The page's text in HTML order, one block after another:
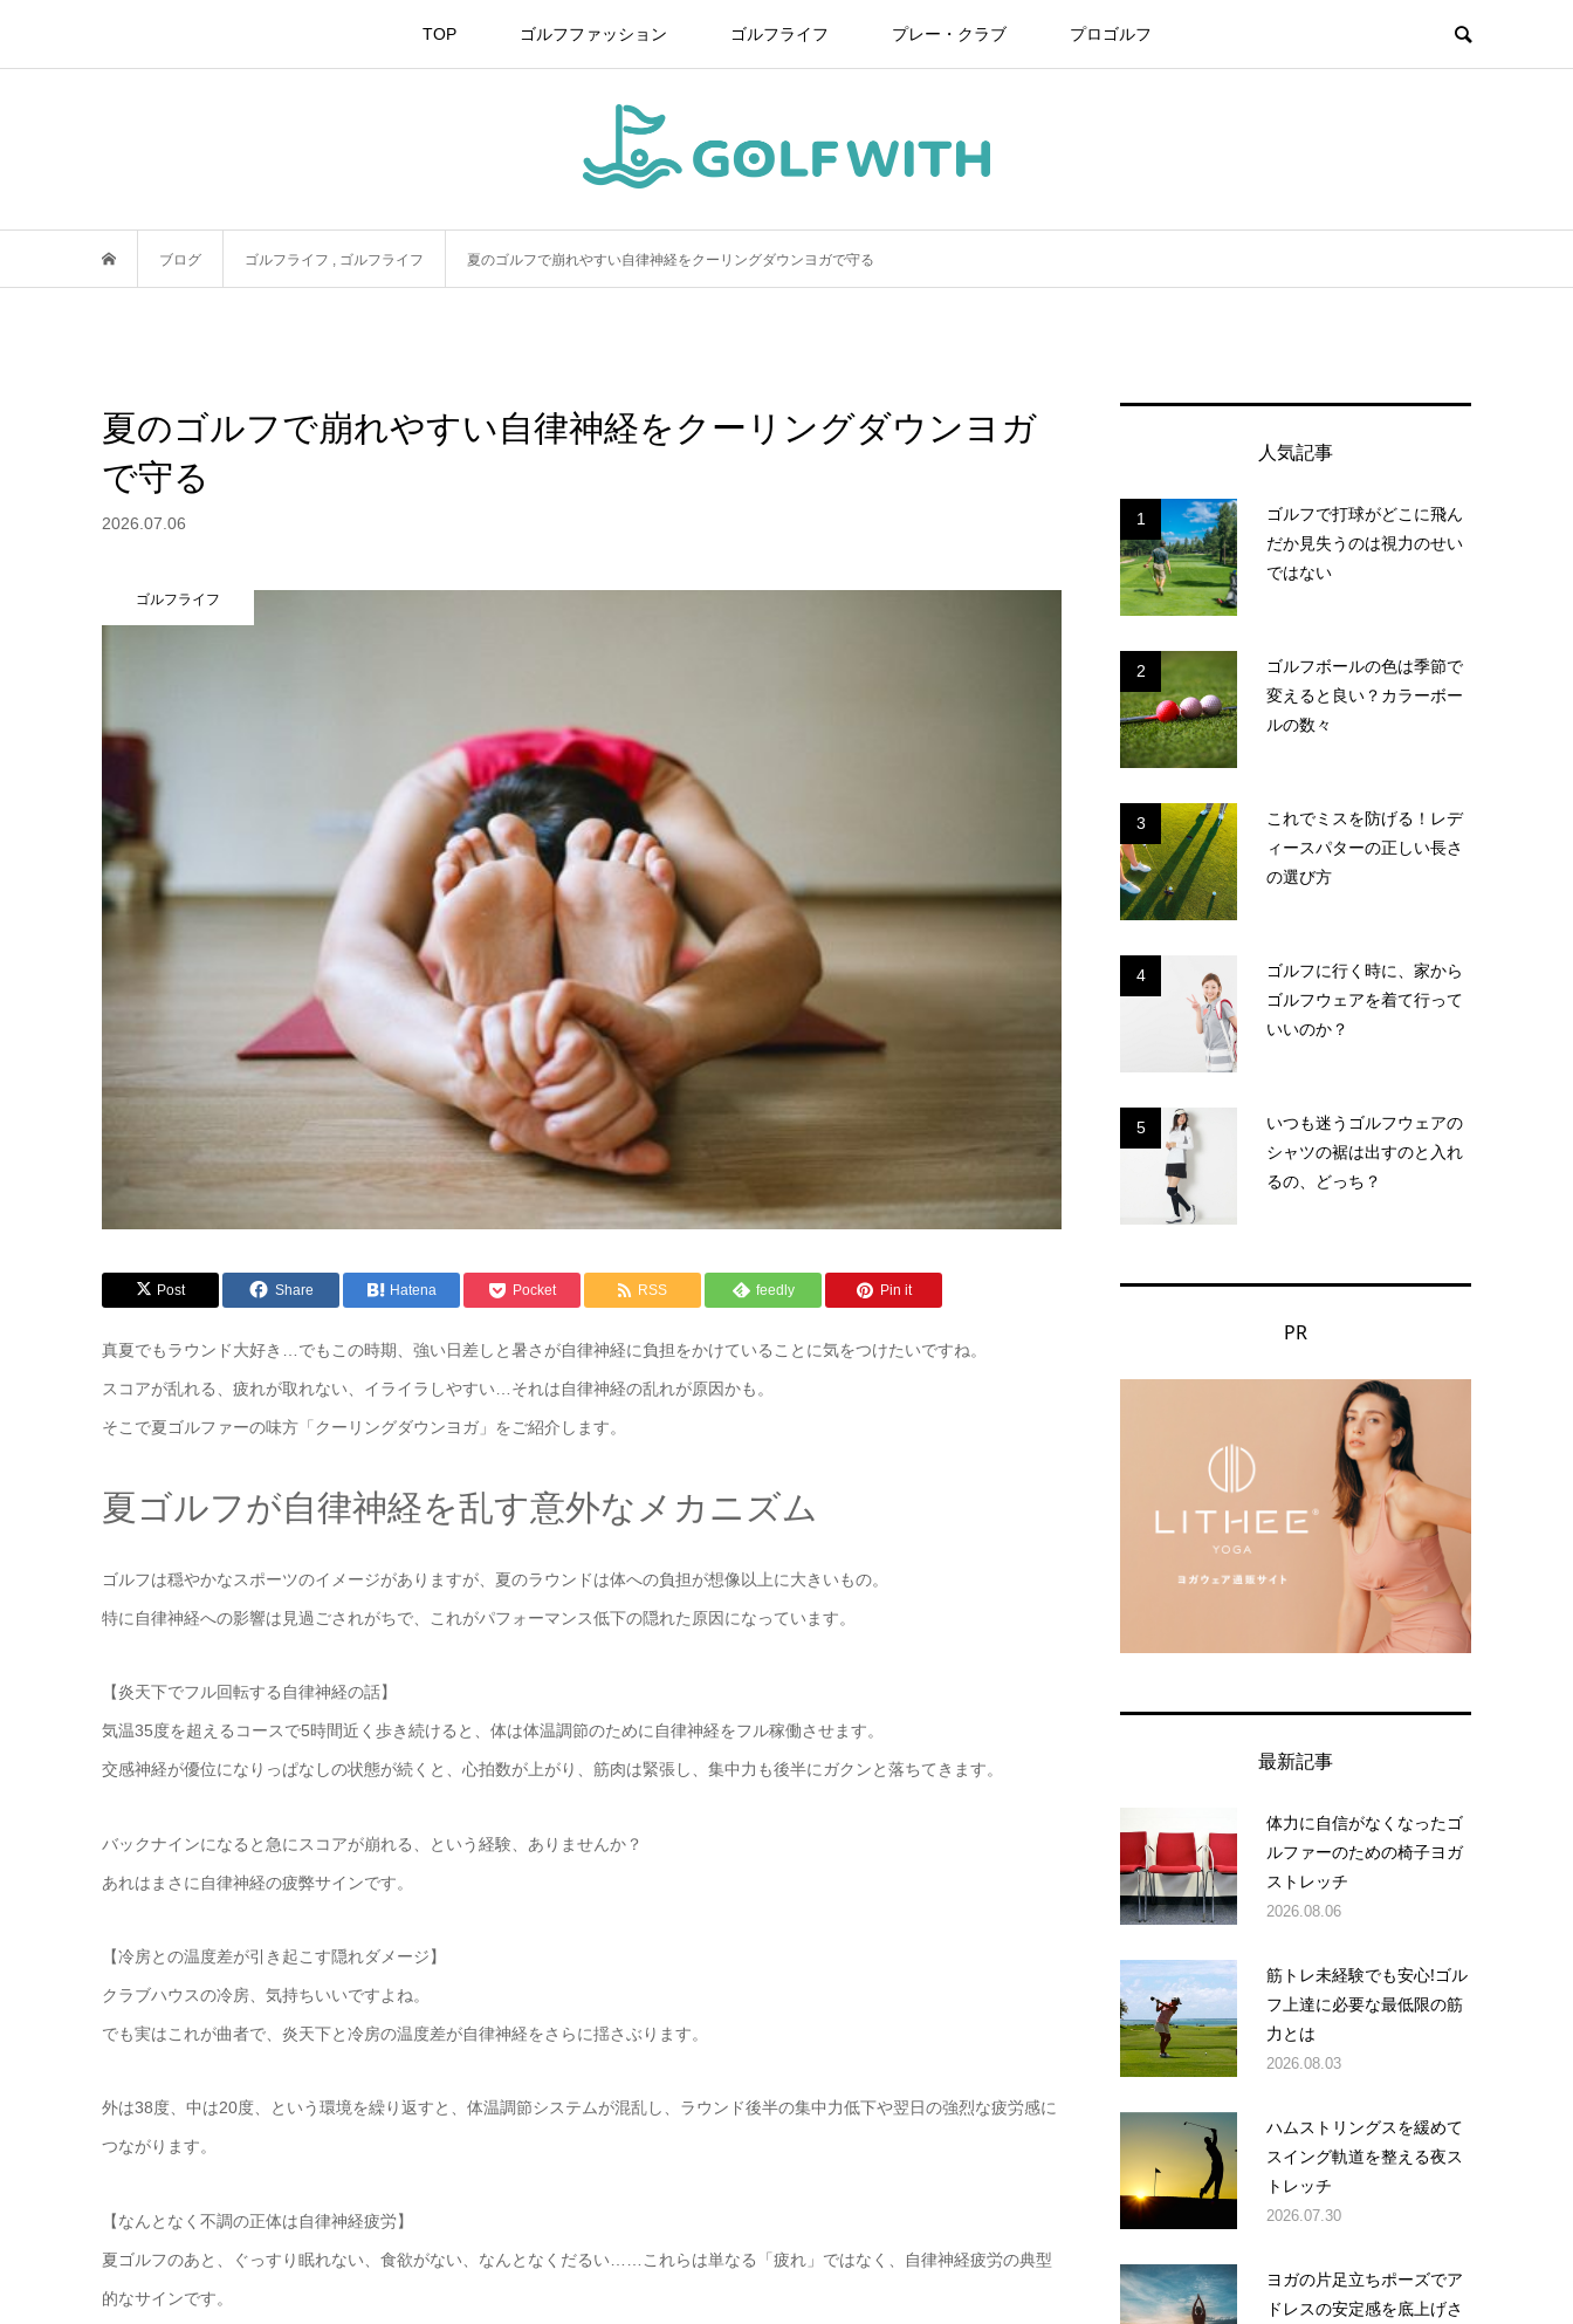
TOP ゴルフファッション ゴルフライフ プレー・クラブ プロゴルフ
ブログ ゴルフライフ ゴルフライフ 夏のゴルフで崩れやすい自律神経をクーリングダウンヨガで守る
夏のゴルフで崩れやすい自律神経をクーリングダウンヨガ
で守る
2026.07.06
ゴルフライフ
Post Share Hatena Pocket RSS feedly Pin it
真夏でもラウンド大好き…でもこの時期、強い日差しと暑さが自律神経に負担をかけていることに気をつけたいですね。
スコアが乱れる、疲れが取れない、イライラしやすい…それは自律神経の乱れが原因かも。
そこで夏ゴルファーの味方「クーリングダウンヨガ」をご紹介します。
夏ゴルフが自律神経を乱す意外なメカニズム
ゴルフは穏やかなスポーツのイメージがありますが、夏のラウンドは体への負担が想像以上に大きいもの。
特に自律神経への影響は見過ごされがちで、これがパフォーマンス低下の隠れた原因になっています。
【炎天下でフル回転する自律神経の話】
気温35度を超えるコースで5時間近く歩き続けると、体は体温調節のために自律神経をフル稼働させます。
交感神経が優位になりっぱなしの状態が続くと、心拍数が上がり、筋肉は緊張し、集中力も後半にガクンと落ちてきます。
バックナインになると急にスコアが崩れる、という経験、ありませんか？
あれはまさに自律神経の疲弊サインです。
【冷房との温度差が引き起こす隠れダメージ】
クラブハウスの冷房、気持ちいいですよね。
でも実はこれが曲者で、炎天下と冷房の温度差が自律神経をさらに揺さぶります。
外は38度、中は20度、という環境を繰り返すと、体温調節システムが混乱し、ラウンド後半の集中力低下や翌日の強烈な疲労感に
つながります。
【なんとなく不調の正体は自律神経疲労】
夏ゴルフのあと、ぐっすり眠れない、食欲がない、なんとなくだるい……これらは単なる「疲れ」ではなく、自律神経疲労の典型
的なサインです。
人気記事
1
ゴルフで打球がどこに飛ん
だか見失うのは視力のせい
ではない
2
ゴルフボールの色は季節で
変えると良い？カラーボー
ルの数々
3
これでミスを防げる！レデ
ィースパターの正しい長さ
の選び方
4
ゴルフに行く時に、家から
ゴルフウェアを着て行って
いいのか？
5
いつも迷うゴルフウェアの
シャツの裾は出すのと入れ
るの、どっち？
PR
最新記事
体力に自信がなくなったゴ
ルファーのための椅子ヨガ
ストレッチ
2026.08.06
筋トレ未経験でも安心!ゴル
フ上達に必要な最低限の筋
力とは
2026.08.03
ハムストリングスを緩めて
スイング軌道を整える夜ス
トレッチ
2026.07.30
ヨガの片足立ちポーズでア
ドレスの安定感を底上げさ